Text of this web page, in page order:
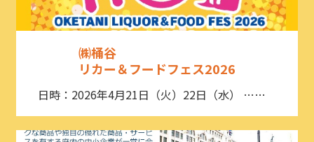
㈱桶谷
リカー＆フードフェス2026
日時：2026年4月21日（火）22日（水） ……